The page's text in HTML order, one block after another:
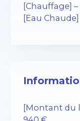
[Chauffage]
[Eau
[Montant du